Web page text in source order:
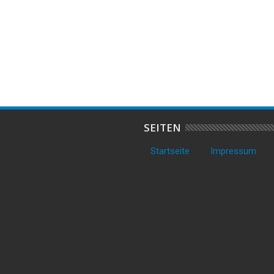
SEITEN
Startseite Impressum